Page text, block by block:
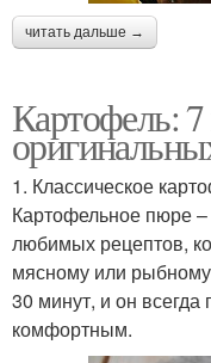
читать дальше →
Картофель:
1. Классическое
Картофельное пюре
любимых рецептов,
мясному или
30 минут, и он всегда
комфортным.